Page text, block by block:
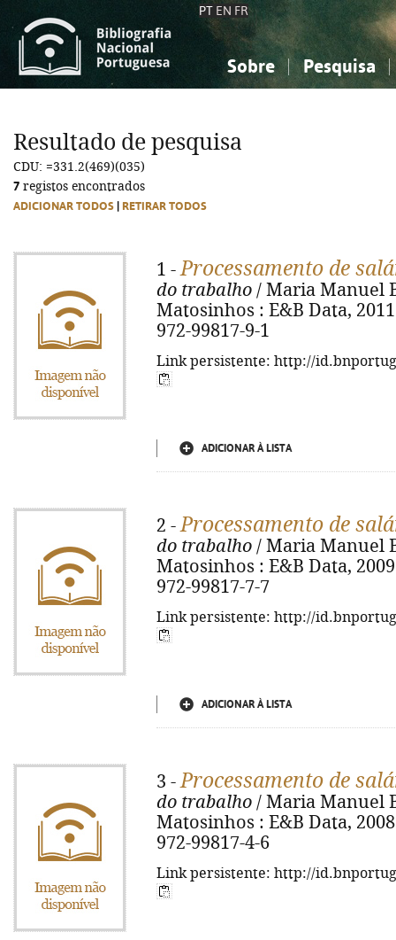
PT EN FR
Sobre Pesquisa
Ciências sociais...
Ciências sociais...
Resultado de pesquisa
CDU: =331.2(469)(035)
7 registos encontrados
ADICIONAR TODOS RETIRAR TODOS
1 -Processamento de
do trabalho / Maria Manuel
Matosinhos : E&B Data,
972-99817-9-1
Link persistente: http://
ADICIONAR À LISTA
2 -Processamento de
do trabalho / Maria Manuel
Matosinhos : E&B Data,
972-99817-7-7
Link persistente: http://
ADICIONAR À LISTA
3 -Processamento de
do trabalho / Maria Manuel
Matosinhos : E&B Data,
972-99817-4-6
Link persistente: http://